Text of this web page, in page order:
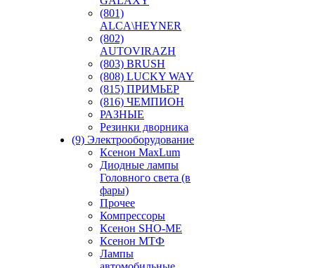
(801)
ALCA\HEYNER
(802)
AUTOVIRAZH
(803) BRUSH
(808) LUCKY WAY
(815) ПРИМЬЕР
(816) ЧЕМПИОН
РАЗНЫЕ
Резинки дворника
(9) Электрооборудование
Ксенон MaxLum
Диодные лампы
Головного света (в
фары)
Прочее
Компрессоры
Ксенон SHO-ME
Ксенон МТФ
Лампы